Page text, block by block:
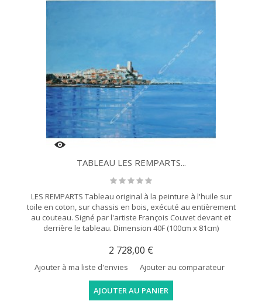
TABLEAU LES REMPARTS...
LES REMPARTS Tableau original à la peinture à l'huile sur
toile en coton, sur chassis en bois, exécuté au entièrement
au couteau. Signé par l'artiste François Couvet devant et
derrière le tableau. Dimension 40F (100cm x 81cm)
2 728,00 €
Ajouter à ma liste d'envies Ajouter au comparateur
AJOUTER AU PANIER